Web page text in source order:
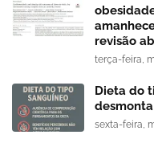
revisão
terça-feira,
Dieta do
sexta-feira,